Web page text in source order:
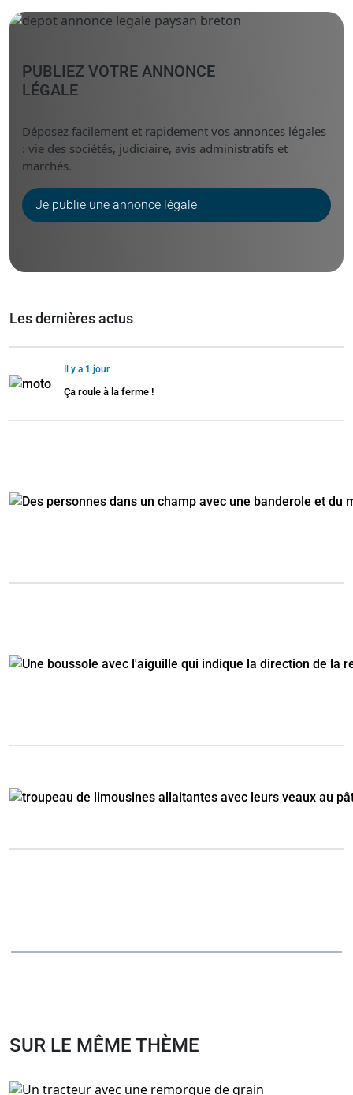
Linked
PUBLIEZ VOTRE ANNONCE
LÉGALE
Déposez facilement et rapidement vos annonces légales
: vie des sociétés, judiciaire, avis administratifs et
marchés.
Je publie une annonce légale
Les dernières actus
Il y a 1 jour
Ça roule à la ferme !
SUR LE MÊME THÈME